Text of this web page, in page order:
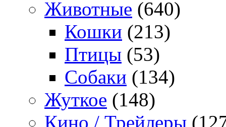
Животные (640)
Кошки (213)
Птицы (53)
Собаки (134)
Жуткое (148)
Кино / Трейлеры